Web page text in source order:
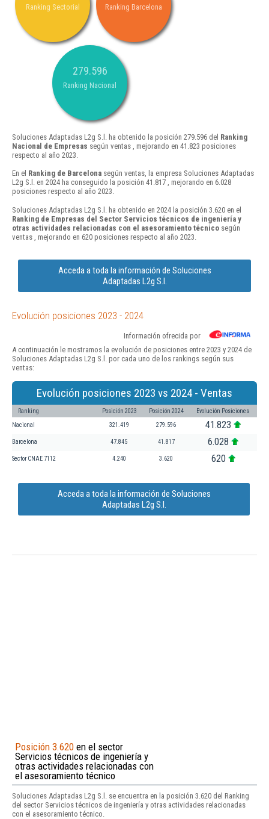
Ranking Sectorial Ranking Barcelona
279.596
Ranking Nacional
Soluciones Adaptadas L2g S.l. ha obtenido la posición 279.596 del Ranking
Nacional de Empresas según ventas , mejorando en 41.823 posiciones
respecto al año 2023.
En el Ranking de Barcelona según ventas, la empresa Soluciones Adaptadas
L2g S.l. en 2024 ha conseguido la posición 41.817 , mejorando en 6.028
posiciones respecto al año 2023.
Soluciones Adaptadas L2g S.l. ha obtenido en 2024 la posición 3.620 en el
Ranking de Empresas del Sector Servicios técnicos de ingeniería y
otras actividades relacionadas con el asesoramiento técnico según
ventas , mejorando en 620 posiciones respecto al año 2023.
Acceda a toda la información de Soluciones
Adaptadas L2g S.l.
Evolución posiciones 2023 - 2024
Información ofrecida por
A continuación le mostramos la evolución de posiciones entre 2023 y 2024 de
Soluciones Adaptadas L2g S.l. por cada uno de los rankings según sus
ventas:
Evolución posiciones 2023 vs 2024 - Ventas
Ranking Posición 2023 Posición 2024 Evolución Posiciones
Nacional 321.419 279.596 41.823
Barcelona 47.845 41.817 6.028
Sector CNAE 7112 4.240 3.620 620
Acceda a toda la información de Soluciones
Adaptadas L2g S.l.
Posición 3.620 en el sector
Servicios técnicos de ingeniería y
otras actividades relacionadas con
el asesoramiento técnico
Soluciones Adaptadas L2g S.l. se encuentra en la posición 3.620 del Ranking
del sector Servicios técnicos de ingeniería y otras actividades relacionadas
con el asesoramiento técnico.